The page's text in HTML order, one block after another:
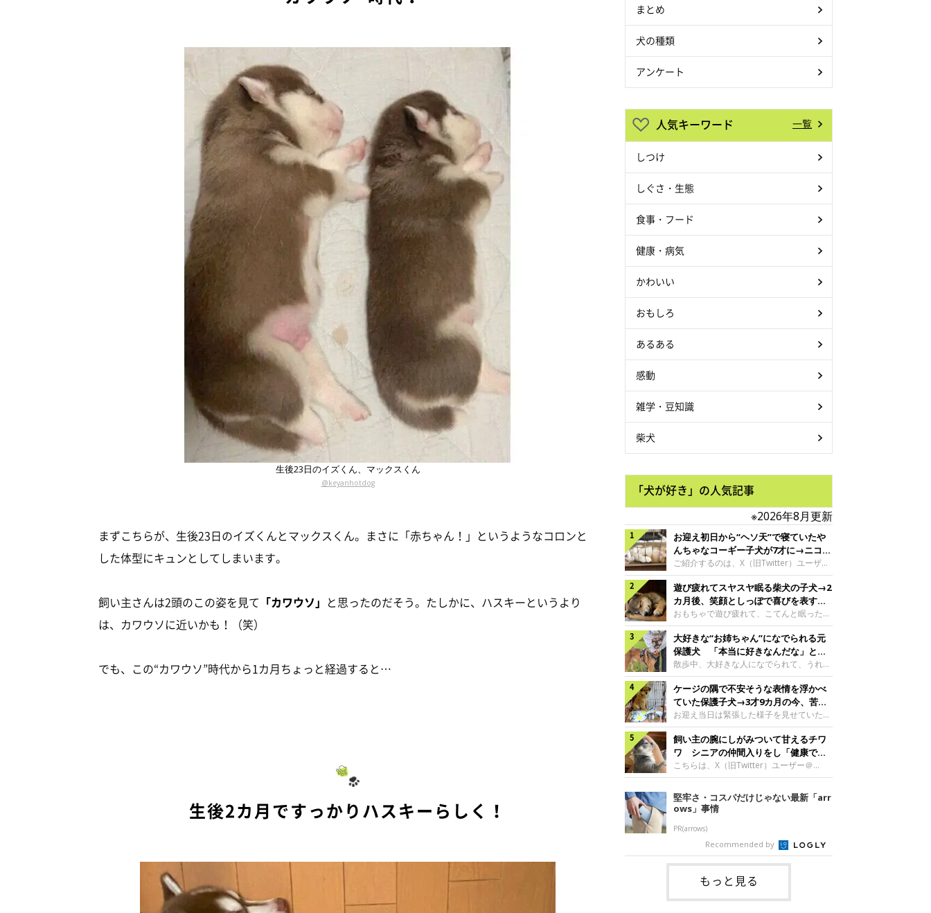
生後23日のイズくん、マックスくん
@keyanhotdog
まずこちらが、生後23日のイズくんとマックスくん。まさに「赤ちゃん！」というようなコロンと
した体型にキュンとしてしまいます。
飼い主さんは2頭のこの姿を見て 「カワウソ」 と思ったのだそう。たしかに、ハスキーというより
は、カワウソに近いかも！（笑）
でも、この“カワウソ”時代から1カ月ちょっと経過すると…
生後2カ月ですっかりハスキーらしく！
まとめ
犬の種類
アンケート
人気キーワード 一覧
しつけ
しぐさ・生態
食事・フード
健康・病気
かわいい
おもしろ
あるある
感動
雑学・豆知識
柴犬
「犬が好き」の人気記事
※2026年8月更新
お迎え初日から“ヘソ天”で寝ていたや
んちゃなコーギー子犬が7才に→ニコニ
コ“コーギースマイル”が魅力のコに成
長！
ご紹介するのは、X（旧Twitter）ユーザー
＠Kus1oKg2vsgdWS2さんの愛犬でウェル
シュ・コーギー・ペンブロークの神楽ちゃ
ん。今年の8月で7才になるという神楽ちゃ
んですが、いったいどんな子犬時代を過ご
したのでしょうか。今回は、神楽ちゃんの
成長を飼い主さんと振り返ります！神楽ち
ゃんの成長について聞いた！お迎えから数
日後の神楽ちゃん（撮影時生後2カ月）＠
Kus1oKg2vsgdWS2――お迎え当初の神楽
ちゃんの様子について教えてください。飼
い主さん： 「お迎え当日から“ヘソ天”で寝
るようなコでし
遊び疲れてスヤスヤ眠る柴犬の子犬→2
カ月後、笑顔としっぽで喜びを表すコ
に成長！
おもちゃで遊び疲れて、こてんと眠った子
犬。あれから2カ月、表情や行動にさまざ
まな変化が見られるようになりました。遊
び疲れて眠る生後2カ月のなっちゃん遊び
疲れた様子のなっちゃん。@Pkndg_紹介
するのは、X（旧Twitter）ユーザー
@Pkndg_さんの愛犬・なっちゃん（取材
時、生後4カ月／柴犬）。こちらの写真
は、なっちゃんが生後2カ月のころに撮影
された一枚です。この日、なっちゃんは家
族と一緒におもちゃで遊んでいました。た
くさん遊んで疲れたのか、その後は眠り始
めたそうです。眠るなっちゃん。
@Pkndg_
大好きな“お姉ちゃん”になでられる元
保護犬 「本当に好きなんだな」と感
じる表情にほっこり
散歩中、大好きな人になでられて、うれし
そうな表情を見せる元保護犬。甘えるよう
な姿に、見ているこちらまでほっこりしま
す。大好きな“お姉ちゃん”に甘える小次郎
くん妹さんになでてもらい、うれしそうな
表情を見せる小次郎くん（2026年6月撮
影）。@mika_Jimmy紹介するのは、X（旧
Twitter）ユーザー@mika_Jimmyさんの愛
犬・小次郎くん（撮影時5才）。こちら
は、飼い主さんの妹さんと一緒に散歩をし
日、飼い主さんは実家から自宅へ帰る途
中、妹さんと公園で待ち合わせ
ケージの隅で不安そうな表情を浮かべ
ていた保護子犬→3才9カ月の今、苦手
を克服し頼もしいコに成長！
お迎え当日は緊張した様子を見せていた元
野犬の保護子犬。あれから約3年半、苦手
だったことを一つひとつ克服し、家族に寄
り添う姿を見せています。お迎え当日、ケ
ージの隅で不安そうにお迎え当日のシルビ
アちゃん。@nemonemotos今回紹介する
のは、X（旧Twitter）ユーザー
@nemonemotosさんの愛犬・シルビアち
ゃん（撮影当時、生後推定2カ月）。飼い
主さんが「#最初に撮った一枚」として投
稿した写真には、ケージの隅で不安そうな
表情を浮かべるシルビアちゃんの姿が写っ
ていました。こちらは、保護犬だったシル
飼い主の腕にしがみついて甘えるチワ
ワ シニアの仲間入りをし「健康で穏
やかな暮らしが続いてほしい」と願う
こちらは、X（旧Twitter）ユーザー＠
kotubusuke617さんが投稿した写真。写
っているのは、愛犬でチワワのつぶしゃん
（本名：こつぶちゃん）です。飼い主さん
の腕にしがみつくつぶしゃん（撮影時6
才）＠kotubusuke617撮影当時の状況に
ついて伺うと、飼い主さんはこう教えてく
れました。飼い主さん： 「ある休日のこ
とです。私がソファに座った途端にひざの
上にのってきたので、そのままなでながら
テレビを見ていたのですが、微動だにしな
いので気になって見てみると、腕にしがみ
堅牢さ・コスパだけじゃない最新「arr
ows」事情
PR(arrows)
Recommended by
もっと見る